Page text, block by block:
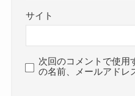
サイト
次回のコメントで使用
の名前、メールアドレ